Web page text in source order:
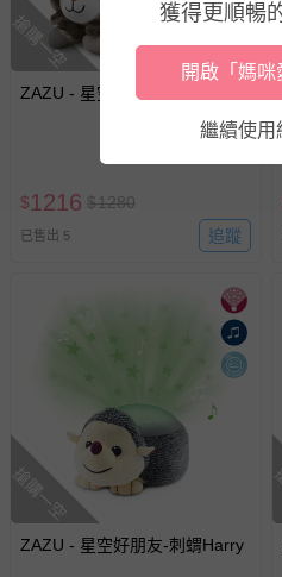
搶購一空
ZAZU - 星空好朋友-獅子Leo
$1216 $1280
已售出 5 追蹤
搶購一空
ZAZU - 星空好朋友-刺蝟Harry
獲得更順暢
開啟「媽咪
繼續使用